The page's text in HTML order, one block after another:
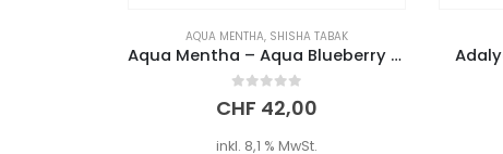
ADALYA,SHISHA TABAK
Adalya Tabak Lady Killer 200g
out of 5
CHF 39,90
inkl. 8,1 % MwSt.